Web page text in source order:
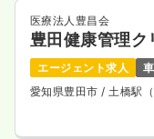
医療法人豊昌会
豊田健康管理ク
エージェント求人
愛知県豊田市 / 土橋駅